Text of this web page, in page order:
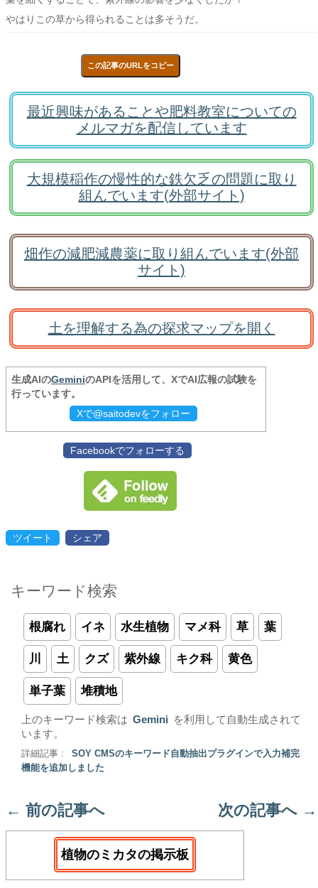
やはりこの草から得られることは多そうだ。
この記事のURLをコピー
最近興味があることや肥料教室についての
メルマガを配信しています
大規模稲作の慢性的な鉄欠乏の問題に取り
組んでいます(外部サイト)
畑作の減肥減農薬に取り組んでいます(外部
サイト)
土を理解する為の探求マップを開く
生成AIのGeminiのAPIを活用して、XでAI広報の試験を
行っています。
Xで@saitodevをフォロー
Facebookでフォローする
ツイート シェア
キーワード検索
根腐れ イネ 水生植物 マメ科 草 葉
川 土 クズ 紫外線 キク科 黄色
単子葉 堆積地
上のキーワード検索は Gemini
を利用して自動生成されて
います。
詳細記事 :
SOY CMSのキーワード自動抽出プラグインで入力補完
機能を追加しました
← 前の記事へ 次の記事へ →
植物のミカタの掲示板